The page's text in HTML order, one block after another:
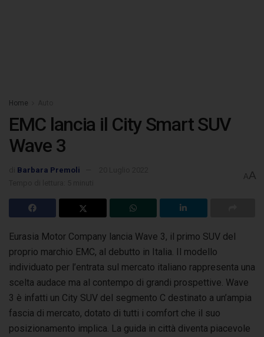
Home
EMC lancia il City Smart SUV
Wave 3
Barbara Premoli
AA
Eurasia Motor Company lancia Wave 3, il primo SUV del
proprio marchio EMC, al debutto in Italia. Il modello
individuato per l’entrata sul mercato italiano rappresenta una
scelta audace ma al contempo di grandi prospettive. Wave
3 è infatti un City SUV del segmento C destinato a un’ampia
fascia di mercato, dotato di tutti i comfort che il suo
posizionamento implica. La guida in città diventa piacevole